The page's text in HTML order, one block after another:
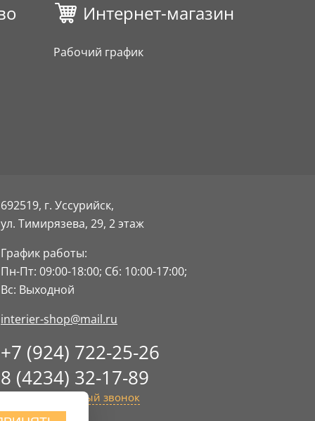
Интернет-магазин
Рабочий график
692519, г. Уссурийск,
ул. Тимирязева, 29, 2 этаж
График работы:
Пн-Пт: 09:00-18:00; Сб: 10:00-17:00;
Вс: Выходной
interier-shop@mail.ru
+7 (924) 722-25-26
8 (4234) 32-17-89
Заказать обратный звонок